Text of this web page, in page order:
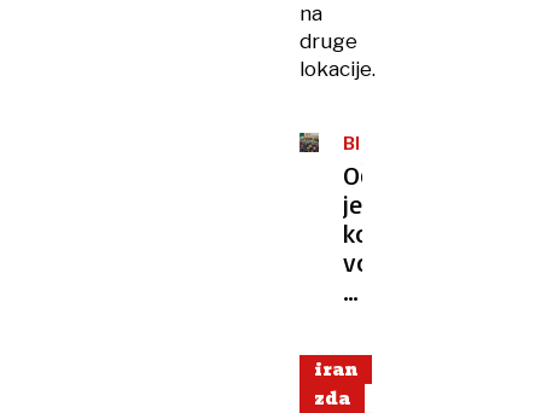
na
druge
lokacije.
BLIŽNJI
VZHOD
Očitno
je
konec
vojne
med
in
Iranom
iran
zda